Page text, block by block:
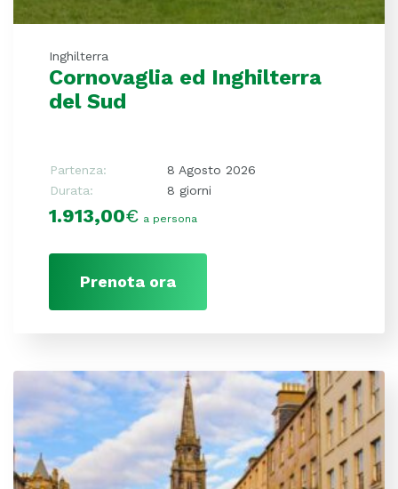
Inghilterra
Cornovaglia ed Inghilterra
del Sud
Partenza:
8 Agosto 2026
Durata:
8 giorni
1.913,00€ a persona
Prenota ora